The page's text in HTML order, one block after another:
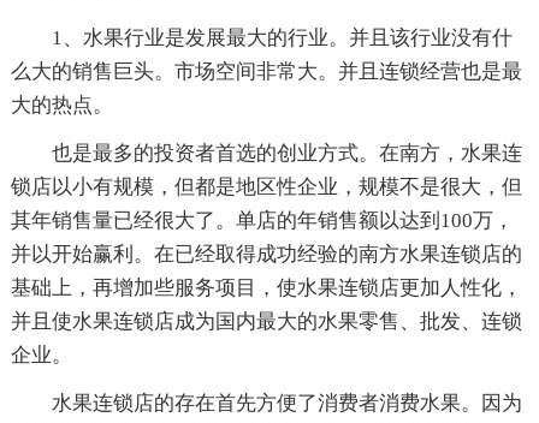
1、水果行业是发展最大的行业。并且该行业没有什
么大的销售巨头。市场空间非常大。并且连锁经营也是最
大的热点。
也是最多的投资者首选的创业方式。在南方，水果连
锁店以小有规模，但都是地区性企业，规模不是很大，但
其年销售量已经很大了。单店的年销售额以达到100万，
并以开始赢利。在已经取得成功经验的南方水果连锁店的
基础上，再增加些服务项目，使水果连锁店更加人性化，
并且使水果连锁店成为国内最大的水果零售、批发、连锁
企业。
水果连锁店的存在首先方便了消费者消费水果。因为